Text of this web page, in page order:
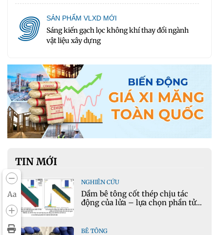
Aa
9 SẢN PHẨM VLXD MỚI
Sáng kiến gạch lọc không khí thay đổi ngành
vật liệu xây dựng
TIN MỚI
NGHIÊN CỨU
Dầm bê tông cốt thép chịu tác
động của lửa – lựa chọn phần tử
BÊ TÔNG